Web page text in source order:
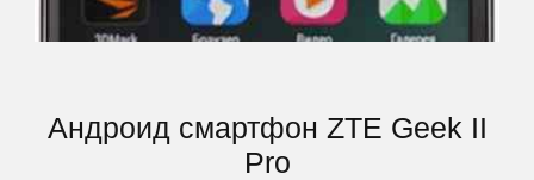
Андроид смартфон ZTE Geek II
Pro
Motorola